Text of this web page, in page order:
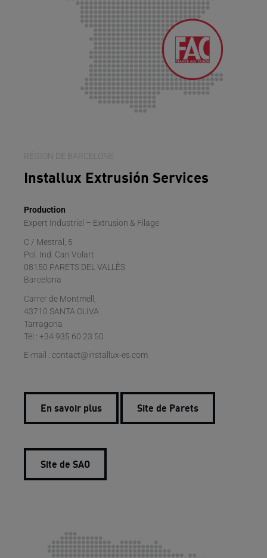
RÉGION DE BARCELONE
Installux Extrusión Services
Production
Expert Industriel – Extrusion & Filage
C / Mestral, 5
Pol. Ind. Can Volart
08150 PARETS DEL VALLÈS
Barcelona
Carrer de Montmell,
43710 SANTA OLIVA
Tarragona
Tél.: +34 935 60 23 50
E-mail : contact@installux-es.com
En savoir plus Site de Parets
Site de SAO